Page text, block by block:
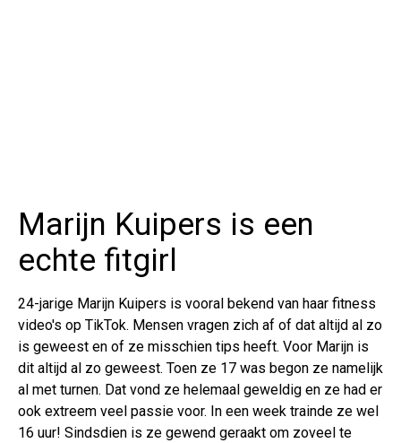
Marijn Kuipers is een
echte fitgirl
24-jarige Marijn Kuipers is vooral bekend van haar fitness
video's op TikTok. Mensen vragen zich af of dat altijd al zo
is geweest en of ze misschien tips heeft. Voor Marijn is
dit altijd al zo geweest. Toen ze 17 was begon ze namelijk
al met turnen. Dat vond ze helemaal geweldig en ze had er
ook extreem veel passie voor. In een week trainde ze wel
16 uur! Sindsdien is ze gewend geraakt om zoveel te